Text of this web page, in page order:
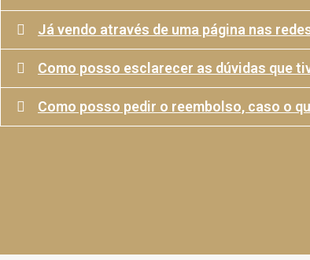
Já vendo através de uma página nas
Como posso esclarecer as dúvidas que
Como posso pedir o reembolso, caso o